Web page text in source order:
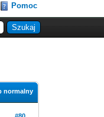
Pomoc
normalny